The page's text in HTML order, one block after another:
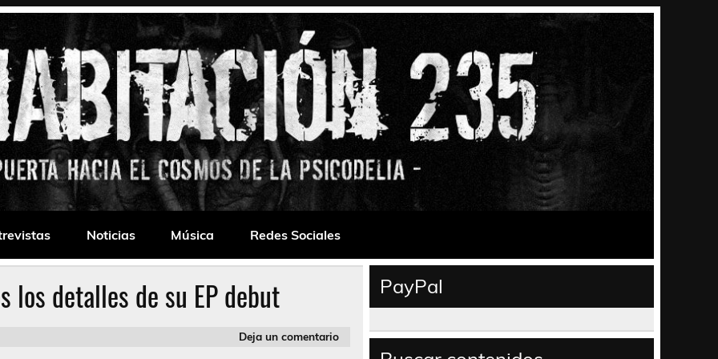
Noticias Música Redes Sociales
los detalles de su EP debut
Deja un comentario
PayPal